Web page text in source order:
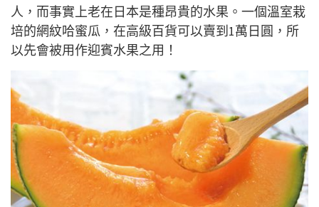
人，而事實上老在日本是種昂貴的水果。一個溫室栽
培的網紋哈蜜瓜，在高級百貨可以賣到1萬日圓，所
以先會被用作迎賓水果之用！